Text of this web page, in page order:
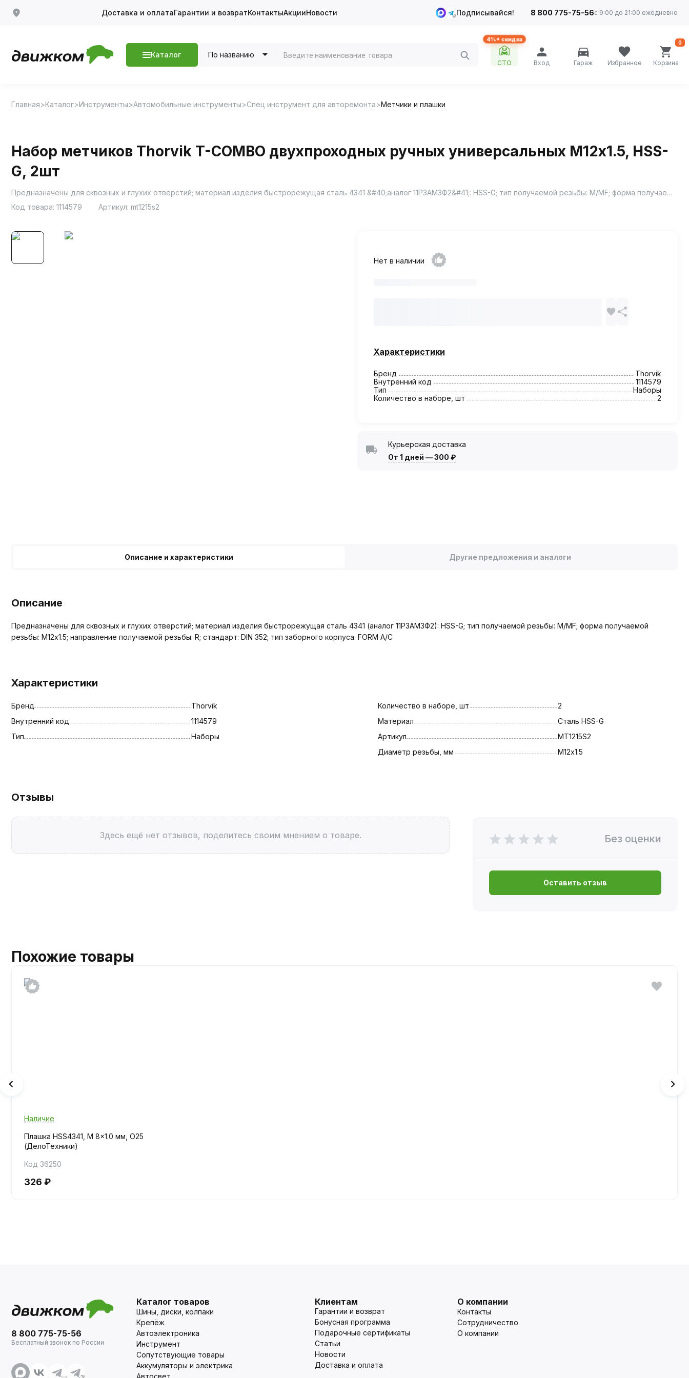
Доставка и оплатаГарантии и возвратКонтактыАкцииНовости Подписывайся! 8 800 775-75-56с 9:00 до 21:00 ежедневно
Каталог По названию
4%+ скидка
СТО Вход Гараж Избранное Корзина
0
Главная Каталог Инструменты Автомобильные инструменты Спец инструмент для авторемонта Метчики и плашки
Набор метчиков Thorvik T-COMBO двухпроходных ручных универсальных М12х1.5, HSS-
G, 2шт
Предназначены для сквозных и глухих отверстий; материал изделия быстрорежущая сталь 4341 &#40;аналог 11Р3АМ3Ф2&#41;: HSS-G; тип получаемой резьбы: M/MF; форма получаемой резьбы: М12х1.5; направление получаемой резьбы: R; стандарт: DIN 352; тип заборного корпуса: FORM A/C
Код товара: 1114579 Артикул: mt1215s2
Нет в наличии
Характеристики
Бренд
Thorvik
Внутренний код
1114579
Тип
Наборы
Количество в наборе, шт
2
Курьерская доставка
От 1 дней —300 ₽
Описание и характеристики Другие предложения и аналоги
Описание
Предназначены для сквозных и глухих отверстий; материал изделия быстрорежущая сталь 4341 (аналог 11Р3АМ3Ф2): HSS-G; тип получаемой резьбы: M/MF; форма получаемой
резьбы: М12х1.5; направление получаемой резьбы: R; стандарт: DIN 352; тип заборного корпуса: FORM A/C
Характеристики
Бренд
Thorvik
Внутренний код
1114579
Тип
Наборы
Количество в наборе, шт
2
Материал
Сталь HSS-G
Артикул
MT1215S2
Диаметр резьбы, мм
М12х1.5
Отзывы
Здесь ещё нет отзывов, поделитесь своим мнением о товаре. Без оценки
Оставить отзыв
Похожие товары
Наличие
Плашка HSS4341, M 8x1.0 мм, O25
(ДелоТехники)
Код 36250
326 ₽
8 800 775-75-56
Бесплатный звонок по России
Каталог товаров
Шины, диски, колпаки
Крепёж
Автоэлектроника
Инструмент
Сопутствующие товары
Аккумуляторы и электрика
Автосвет
Клиентам
Гарантии и возврат
Бонусная программа
Подарочные сертификаты
Статьи
Новости
Доставка и оплата
О компании
Контакты
Сотрудничество
О компании